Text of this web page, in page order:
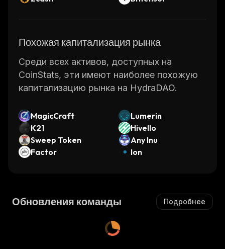
Похожая капитализация рынка
Среди всех активов, доступных на
CoinStats, эти имеют наиболее похожую
капитализацию рынка на HydraDAO.
MagicCraft
Lumerin
K21
Hivello
Sweep Token
Any Inu
Factor
Ion
Обновления команды Подробнее